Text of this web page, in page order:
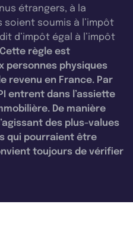
étrangers, à la
soumis à l’impôt
d’impôt égal à l’impôt
Cette règle est
personnes physiques
revenu en France. Par
entrent dans l’assiette
De manière
des plus-values
qui pourraient être
toujours de vérifier